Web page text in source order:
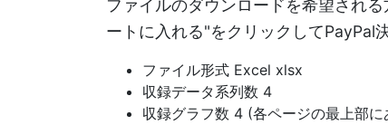
ファイルのダウンロードを希望され
ートに入れる"をクリックしてPayPal
ファイル形式 Excel xlsx
収録データ系列数 4
収録グラフ数 4 (各ページの最上部